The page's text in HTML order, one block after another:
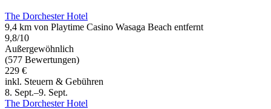
The Dorchester Hotel
9,4 km von Playtime Casino Wasaga Beach entfernt
9,8/10
Außergewöhnlich
(577 Bewertungen)
229 €
inkl. Steuern & Gebühren
8. Sept.–9. Sept.
The Dorchester Hotel